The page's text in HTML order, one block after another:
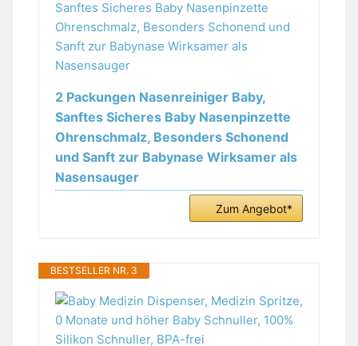
2 Packungen Nasenreiniger Baby,
Sanftes Sicheres Baby Nasenpinzette
Ohrenschmalz, Besonders Schonend
und Sanft zur Babynase Wirksamer als
Nasensauger
Zum Angebot*
BESTSELLER NR. 3